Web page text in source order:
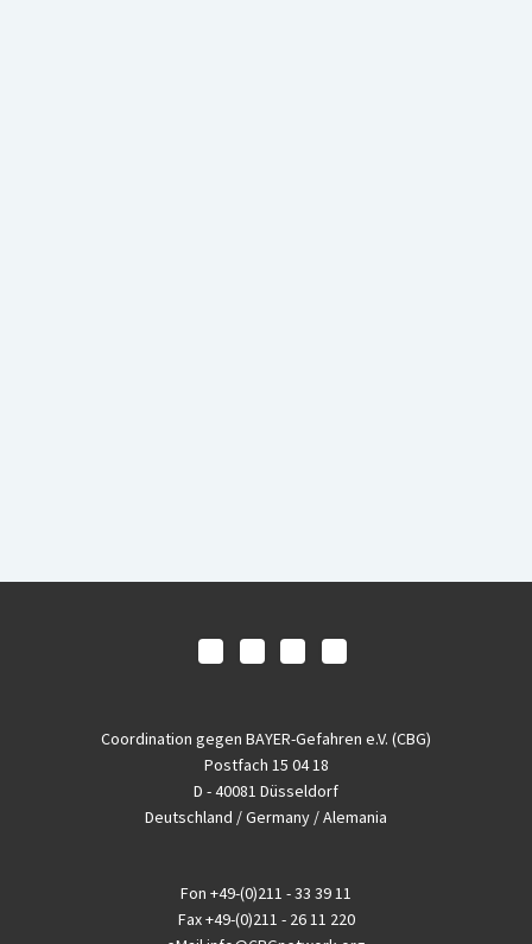
Coordination gegen BAYER-Gefahren e.V. (CBG)
Postfach 15 04 18
D - 40081 Düsseldorf
Deutschland / Germany / Alemania
Fon +49-(0)211 - 33 39 11
Fax+49-(0)211 - 26 11 220